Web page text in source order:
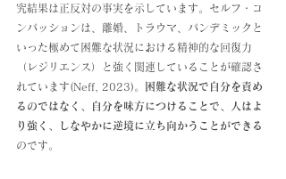
究結果は正反対の事実を示しています。セルフ・コ
ンパッションは、離婚、トラウマ、パンデミックと
いった極めて困難な状況における精神的な回復力
（レジリエンス）と強く関連していることが確認さ
れています(Neff, 2023)。
困難な状況で自分を責め
るのではなく、自分を味方につけることで、人はよ
り強く、しなやかに逆境に立ち向かうことができる
のです。